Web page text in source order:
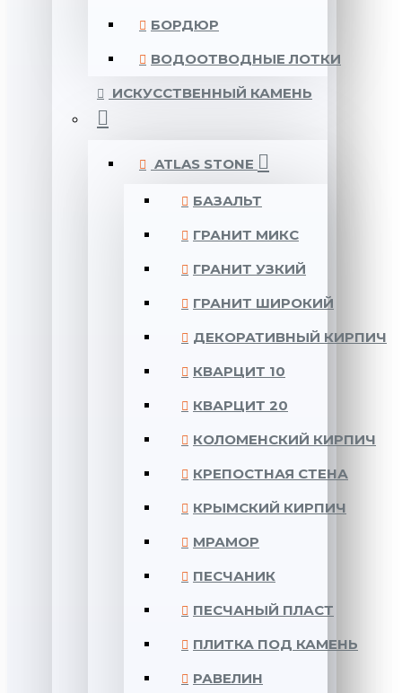
БОРДЮР
ВОДООТВОДНЫЕ ЛОТКИ
ИСКУССТВЕННЫЙ КАМЕНЬ
ATLAS STONE
БАЗАЛЬТ
ГРАНИТ МИКС
ГРАНИТ УЗКИЙ
ГРАНИТ ШИРОКИЙ
ДЕКОРАТИВНЫЙ КИРПИЧ
КВАРЦИТ 10
КВАРЦИТ 20
КОЛОМЕНСКИЙ КИРПИЧ
КРЕПОСТНАЯ СТЕНА
КРЫМСКИЙ КИРПИЧ
МРАМОР
ПЕСЧАНИК
ПЕСЧАНЫЙ ПЛАСТ
ПЛИТКА ПОД КАМЕНЬ
РАВЕЛИН